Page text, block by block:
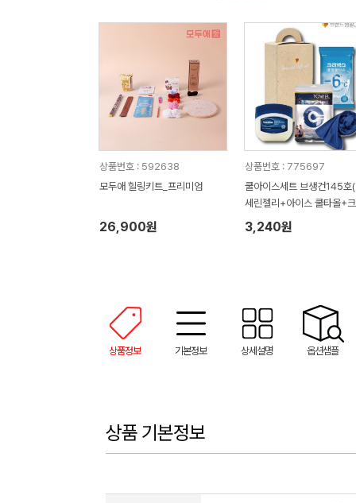
상품번호 : 592638
모두애 힐링키트_프리미엄
26,900원
상품번호 : 775697
쿨아이스세트 브생건145호
세린젤리+아이스 쿨타올+
넥스 쿨링물티슈)
3,240원
상품정보 기본정보 상세설명 옵션샘플
상품 기본정보